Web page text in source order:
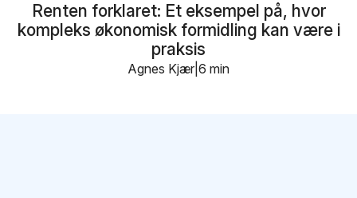
Renten forklaret: Et eksempel på, hvor
kompleks økonomisk formidling kan være i
praksis
6 min
Agnes Kjær